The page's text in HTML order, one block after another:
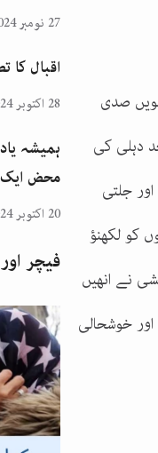
صدی
دہلی کی
جلتی
کو لکھنؤ
نے انھیں
خوشحالی
27 نومبر 2024
اقبال کا
28 اکتوبر 2024
ہمیشہ
محض ایک
20 اکتوبر 2024
فیچر